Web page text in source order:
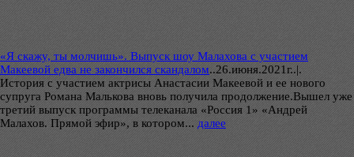
«Я скажу, ты молчишь». Выпуск шоу Малахова с участием
Макеевой едва не закончился скандалом..26.июня.2021г..|.
История с участием актрисы Анастасии Макеевой и ее нового
супруга Романа Малькова вновь получила продолжение.Вышел уже
третий выпуск программы телеканала «Россия 1» «Андрей
Малахов. Прямой эфир», в котором... далее